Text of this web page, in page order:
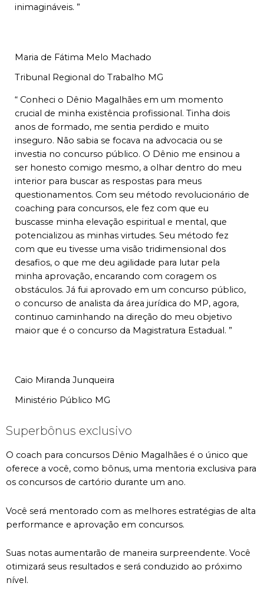
inimagináveis. ”
Maria de Fátima Melo Machado
Tribunal Regional do Trabalho MG
“ Conheci o Dênio Magalhães em um momento
crucial de minha existência profissional. Tinha dois
anos de formado, me sentia perdido e muito
inseguro. Não sabia se focava na advocacia ou se
investia no concurso público. O Dênio me ensinou a
ser honesto comigo mesmo, a olhar dentro do meu
interior para buscar as respostas para meus
questionamentos. Com seu método revolucionário de
coaching para concursos, ele fez com que eu
buscasse minha elevação espiritual e mental, que
potencializou as minhas virtudes. Seu método fez
com que eu tivesse uma visão tridimensional dos
desafios, o que me deu agilidade para lutar pela
minha aprovação, encarando com coragem os
obstáculos. Já fui aprovado em um concurso público,
o concurso de analista da área jurídica do MP, agora,
continuo caminhando na direção do meu objetivo
maior que é o concurso da Magistratura Estadual. ”
Caio Miranda Junqueira
Ministério Público MG
Superbônus exclusivo
O coach para concursos Dênio Magalhães é o único que
oferece a você, como bônus, uma mentoria exclusiva para
os concursos de cartório durante um ano.
Você será mentorado com as melhores estratégias de alta
performance e aprovação em concursos.
Suas notas aumentarão de maneira surpreendente. Você
otimizará seus resultados e será conduzido ao próximo
nível.